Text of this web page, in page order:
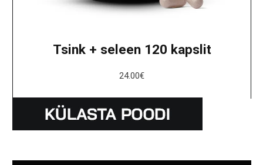
Tsink + seleen 120 kapslit
24.00€